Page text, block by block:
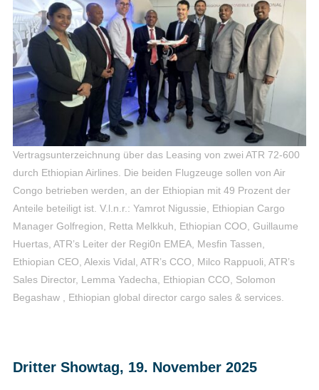
Vertragsunterzeichnung über das Leasing von zwei ATR 72-600
durch Ethiopian Airlines. Die beiden Flugzeuge sollen von Air
Congo betrieben werden, an der Ethiopian mit 49 Prozent der
Anteile beteiligt ist. V.l.n.r.: Yamrot Nigussie, Ethiopian Cargo
Manager Golfregion, Retta Melkkuh, Ethiopian COO, Guillaume
Huertas, ATR’s Leiter der Regi0n EMEA, Mesfin Tassen,
Ethiopian CEO, Alexis Vidal, ATR’s CCO, Milco Rappuoli, ATR’s
Sales Director, Lemma Yadecha, Ethiopian CCO, Solomon
Begashaw , Ethiopian global director cargo sales & services.
Dritter Showtag, 19. November 2025